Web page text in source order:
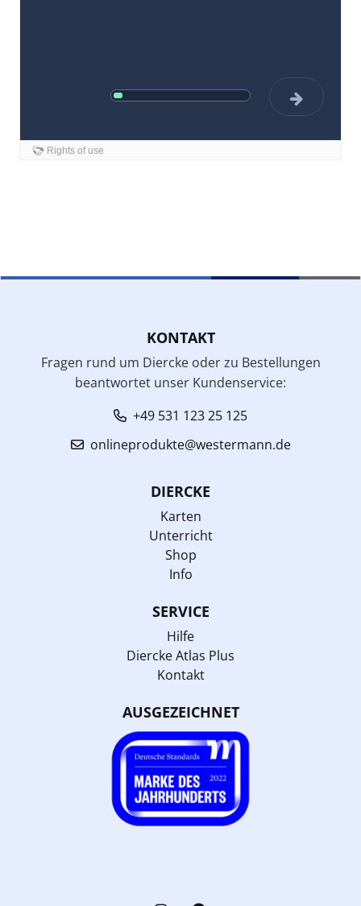
KONTAKT
Fragen rund um Diercke oder zu Bestellungen
beantwortet unser Kundenservice:
+49 531 123 25 125
onlineprodukte@westermann.de
DIERCKE
Karten
Unterricht
Shop
Info
SERVICE
Hilfe
Diercke Atlas Plus
Kontakt
AUSGEZEICHNET